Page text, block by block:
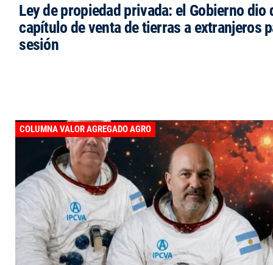
Ley de propiedad privada: el Gobierno dio
capítulo de venta de tierras a extranjeros
sesión
COLUMNA VALOR AGREGADO AGRO